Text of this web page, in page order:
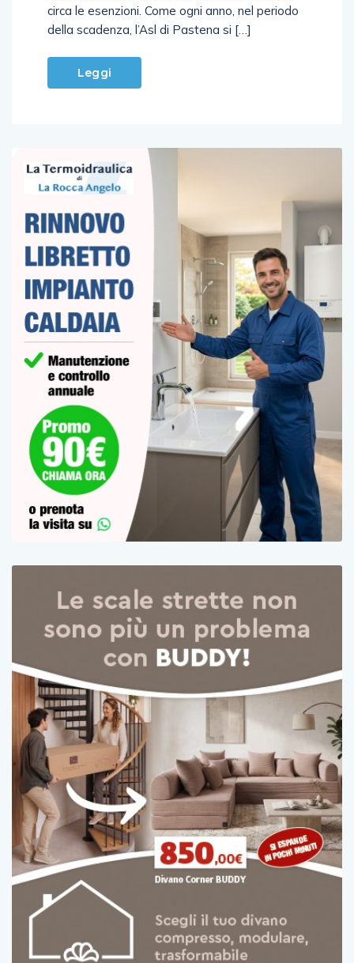
circa le esenzioni. Come ogni anno, nel periodo
della scadenza, l’Asl di Pastena si […]
Leggi